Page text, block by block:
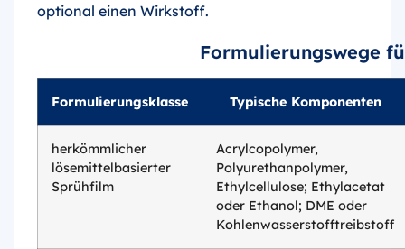
optional einen Wirkstoff.
Formulierungswege
Formulierungsklasse Typische Komponenten
herkömmlicher
lösemittelbasierter
Sprühfilm
Acrylcopolymer,
Polyurethanpolymer,
Ethylcellulose; Ethylacetat
oder Ethanol; DME oder
Kohlenwasserstofftreibstoff